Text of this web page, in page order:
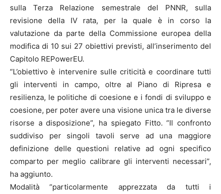
sulla Terza Relazione semestrale del PNNR, sulla
revisione della IV rata, per la quale è in corso la
valutazione da parte della Commissione europea della
modifica di 10 sui 27 obiettivi previsti, all’inserimento del
Capitolo REPowerEU.
“L’obiettivo è intervenire sulle criticità e coordinare tutti
gli interventi in campo, oltre al Piano di Ripresa e
resilienza, le politiche di coesione e i fondi di sviluppo e
coesione, per poter avere una visione unica tra le diverse
risorse a disposizione”, ha spiegato Fitto. “Il confronto
suddiviso per singoli tavoli serve ad una maggiore
definizione delle questioni relative ad ogni specifico
comparto per meglio calibrare gli interventi necessari”,
ha aggiunto.
Modalità “particolarmente apprezzata da tutti i